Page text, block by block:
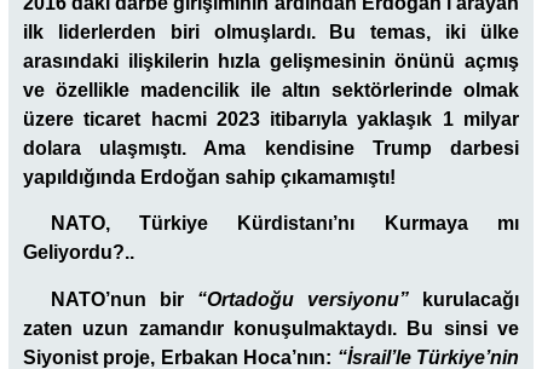
ilk liderlerden biri olmuşlardı. Bu temas, iki ülke
arasındaki ilişkilerin hızla gelişmesinin önünü açmış
ve özellikle madencilik ile altın sektörlerinde olmak
üzere ticaret hacmi 2023 itibarıyla yaklaşık 1 milyar
dolara ulaşmıştı. Ama kendisine Trump darbesi
yapıldığında Erdoğan sahip çıkamamıştı!
NATO, Türkiye Kürdistanı’nı Kurmaya mı
Geliyordu?..
NATO’nun bir “Ortadoğu versiyonu”
kurulacağı
zaten uzun zamandır konuşulmaktaydı. Bu sinsi ve
Siyonist proje, Erbakan Hoca’nın: “İsrail’le Türkiye’nin